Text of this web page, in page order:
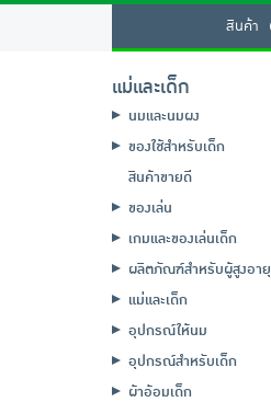
สินค้า
แม่และเด็ก
นมและนมผง
ของใช้สำหรับเด็ก
สินค้าขายดี
ของเล่น
เกมและของเล่นเด็ก
ผลิตภัณฑ์สำหรับผู้สูงอายุ
แม่และเด็ก
อุปกรณ์ให้นม
อุปกรณ์สำหรับเด็ก
ผ้าอ้อมเด็ก